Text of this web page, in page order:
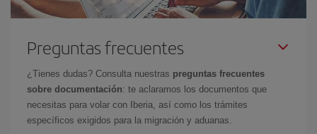
Preguntas frecuentes
¿Tienes dudas? Consulta nuestras preguntas frecuentes
sobre documentación: te aclaramos los documentos que
necesitas para volar con Iberia, así como los trámites
específicos exigidos para la migración y aduanas.